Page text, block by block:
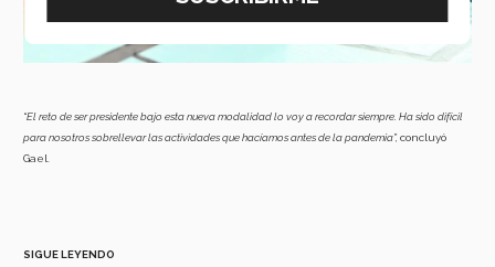
“El reto de ser presidente bajo esta nueva modalidad lo voy a recordar siempre. Ha sido difícil
para nosotros sobrellevar las actividades que hacíamos antes de la pandemia”, concluyó
Gael.
SIGUE LEYENDO